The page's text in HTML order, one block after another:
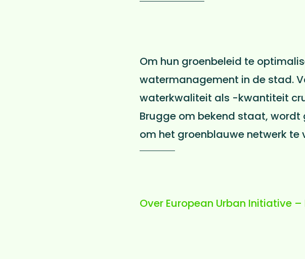
Om hun groenbeleid te
watermanagement in de stad.
waterkwaliteit als -kwantiteit
Brugge om bekend staat,
om het groenblauwe netwerk te
Over European Urban Initiative